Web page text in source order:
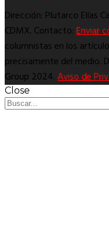
Dirección: Plutarco Elías
CDMX. Contacto:Enviar
columnistas en los
precisamente del medio.
Group 2024.Aviso de
Close